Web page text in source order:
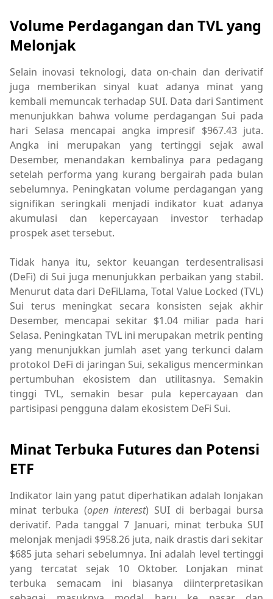
Volume Perdagangan dan TVL yang
Melonjak
Selain inovasi teknologi, data on-chain dan derivatif
juga memberikan sinyal kuat adanya minat yang
kembali memuncak terhadap SUI. Data dari Santiment
menunjukkan bahwa volume perdagangan Sui pada
hari Selasa mencapai angka impresif $967.43 juta.
Angka ini merupakan yang tertinggi sejak awal
Desember, menandakan kembalinya para pedagang
setelah performa yang kurang bergairah pada bulan
sebelumnya. Peningkatan volume perdagangan yang
signifikan seringkali menjadi indikator kuat adanya
akumulasi dan kepercayaan investor terhadap
prospek aset tersebut.
Tidak hanya itu, sektor keuangan terdesentralisasi
(DeFi) di Sui juga menunjukkan perbaikan yang stabil.
Menurut data dari DeFiLlama, Total Value Locked (TVL)
Sui terus meningkat secara konsisten sejak akhir
Desember, mencapai sekitar $1.04 miliar pada hari
Selasa. Peningkatan TVL ini merupakan metrik penting
yang menunjukkan jumlah aset yang terkunci dalam
protokol DeFi di jaringan Sui, sekaligus mencerminkan
pertumbuhan ekosistem dan utilitasnya. Semakin
tinggi TVL, semakin besar pula kepercayaan dan
partisipasi pengguna dalam ekosistem DeFi Sui.
Minat Terbuka Futures dan Potensi
ETF
Indikator lain yang patut diperhatikan adalah lonjakan
minat terbuka (open interest) SUI di berbagai bursa
derivatif. Pada tanggal 7 Januari, minat terbuka SUI
melonjak menjadi $958.26 juta, naik drastis dari sekitar
$685 juta sehari sebelumnya. Ini adalah level tertinggi
yang tercatat sejak 10 Oktober. Lonjakan minat
terbuka semacam ini biasanya diinterpretasikan